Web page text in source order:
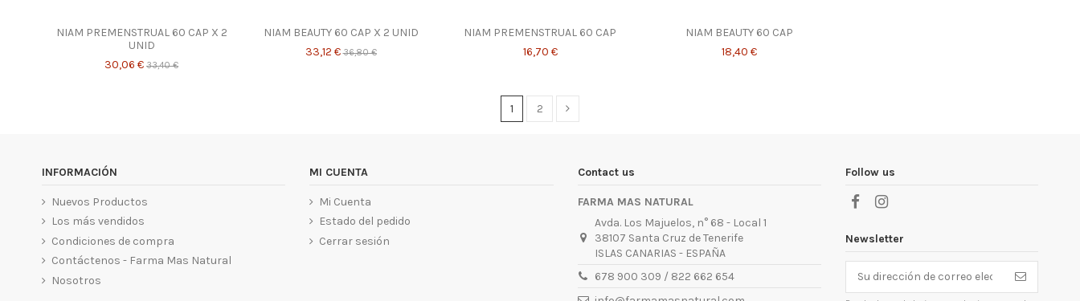
NIAM PREMENSTRUAL 60 CAP X 2
UNID
30,06 € 33,40 €
NIAM BEAUTY 60 CAP X 2 UNID
33,12 €36,80 €
NIAM PREMENSTRUAL 60 CAP
16,70 €
NIAM BEAUTY 60 CAP
18,40 €
1 2
INFORMACIÓN
Nuevos Productos
Los más vendidos
Condiciones de compra
Contáctenos - Farma Mas Natural
Nosotros
MI CUENTA
Mi Cuenta
Estado del pedido
Cerrar sesión
Contact us
FARMA MAS NATURAL
Avda. Los Majuelos, n° 68 - Local 1
38107 Santa Cruz de Tenerife
ISLAS CANARIAS - ESPAÑA
678 900 309 / 822 662 654
Follow us
Newsletter